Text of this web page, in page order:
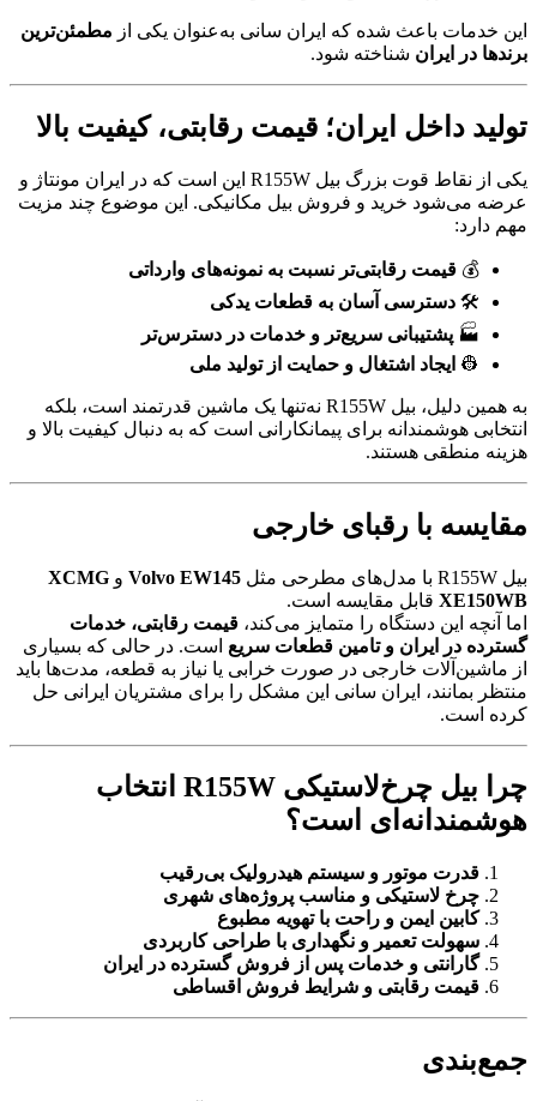
این خدمات باعث شده که ایران سانی به‌عنوان یکی از مطمئن‌ترین
برندها در ایران شناخته شود.
تولید داخل ایران؛ قیمت رقابتی، کیفیت بالا
یکی از نقاط قوت بزرگ بیل R155W این است که در ایران مونتاژ و
عرضه می‌شود خرید و فروش بیل مکانیکی. این موضوع چند مزیت
مهم دارد:
💰 قیمت رقابتی‌تر نسبت به نمونه‌های وارداتی
🛠 دسترسی آسان به قطعات یدکی
🏭 پشتیبانی سریع‌تر و خدمات در دسترس‌تر
👷 ایجاد اشتغال و حمایت از تولید ملی
به همین دلیل، بیل R155W نه‌تنها یک ماشین قدرتمند است، بلکه
انتخابی هوشمندانه برای پیمانکارانی است که به دنبال کیفیت بالا و
هزینه منطقی هستند.
مقایسه با رقبای خارجی
بیل R155W با مدل‌های مطرحی مثل Volvo EW145 و XCMG
XE150WB قابل مقایسه است.
اما آنچه این دستگاه را متمایز می‌کند، قیمت رقابتی، خدمات
گسترده در ایران و تامین قطعات سریع است. در حالی که بسیاری
از ماشین‌آلات خارجی در صورت خرابی یا نیاز به قطعه، مدت‌ها باید
منتظر بمانند، ایران سانی این مشکل را برای مشتریان ایرانی حل
کرده است.
چرا بیل چرخ‌لاستیکی R155W انتخاب
هوشمندانه‌ای است؟
قدرت موتور و سیستم هیدرولیک بی‌رقیب
چرخ لاستیکی و مناسب پروژه‌های شهری
کابین ایمن و راحت با تهویه مطبوع
سهولت تعمیر و نگهداری با طراحی کاربردی
گارانتی و خدمات پس از فروش گسترده در ایران
قیمت رقابتی و شرایط فروش اقساطی
جمع‌بندی